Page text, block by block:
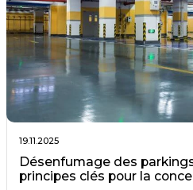
19.11.2025
Désenfumage des
principes clés pour la